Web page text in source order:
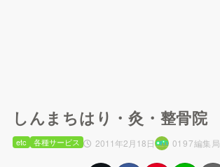
しんまちはり・灸・整骨院
2011年2月18日
etc 各種サービス 0197編集局